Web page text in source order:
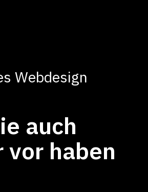
Webdesign
auch
vor haben